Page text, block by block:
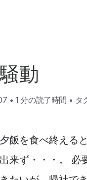
動
• 1 分の読了時間 • タ
飯を食べ終える
来ず・・・。 必